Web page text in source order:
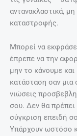
αντανακλαστικά,
καταστροφής.
Μπορεί να
έπρεπε να την
μην το κάνουμε
κατάσταση σαν μια
νιώσεις
σου. Δεν θα πρέπει
σύγκριση επειδή
Υπάρχουν ωστόσο